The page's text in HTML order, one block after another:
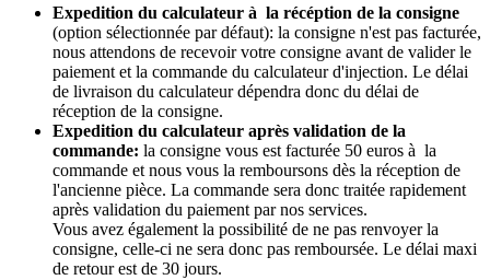
Expedition du calculateur à la récéption de la consigne
(option sélectionnée par défaut): la consigne n'est pas facturée,
nous attendons de recevoir votre consigne avant de valider le
paiement et la commande du calculateur d'injection. Le délai
de livraison du calculateur dépendra donc du délai de
réception de la consigne.
Expedition du calculateur après validation de la
commande: la consigne vous est facturée 50 euros à la
commande et nous vous la remboursons dès la réception de
l'ancienne pièce. La commande sera donc traitée rapidement
après validation du paiement par nos services.
Vous avez également la possibilité de ne pas renvoyer la
consigne, celle-ci ne sera donc pas remboursée. Le délai maxi
de retour est de 30 jours.